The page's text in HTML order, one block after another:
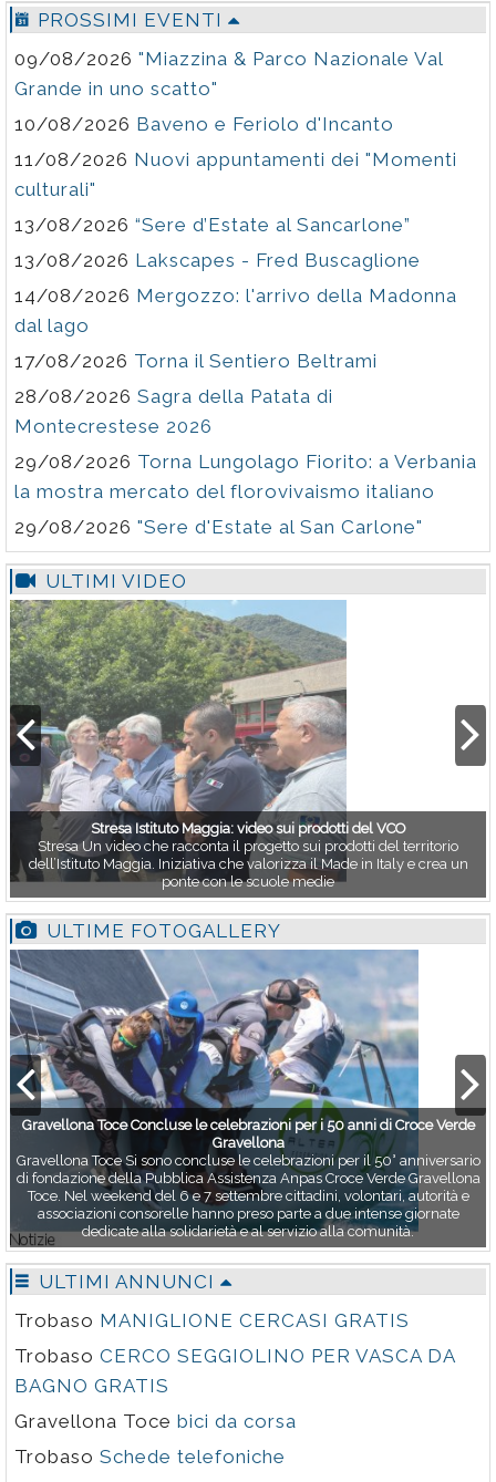
PROSSIMI EVENTI
09/08/2026 "Miazzina & Parco Nazionale Val
Grande in uno scatto"
10/08/2026 Baveno e Feriolo d'Incanto
11/08/2026 Nuovi appuntamenti dei "Momenti
culturali"
13/08/2026 “Sere d’Estate al Sancarlone”
13/08/2026 Lakscapes - Fred Buscaglione
14/08/2026 Mergozzo: l'arrivo della Madonna
dal lago
17/08/2026 Torna il Sentiero Beltrami
28/08/2026 Sagra della Patata di
Montecrestese 2026
29/08/2026 Torna Lungolago Fiorito: a Verbania
la mostra mercato del florovivaismo italiano
29/08/2026 "Sere d'Estate al San Carlone"
ULTIMI VIDEO
Stresa Istituto Maggia: video sui prodotti del VCO
Stresa Un video che racconta il progetto sui prodotti del territorio
dell’Istituto Maggia. Iniziativa che valorizza il Made in Italy e crea un
ponte con le scuole medie
ULTIME FOTOGALLERY
Gravellona Toce Concluse le celebrazioni per i 50 anni di Croce Verde
Gravellona
Gravellona Toce Si sono concluse le celebrazioni per il 50° anniversario
di fondazione della Pubblica Assistenza Anpas Croce Verde Gravellona
Toce. Nel weekend del 6 e 7 settembre cittadini, volontari, autorità e
associazioni consorelle hanno preso parte a due intense giornate
dedicate alla solidarietà e al servizio alla comunità.
ULTIMI ANNUNCI
Trobaso MANIGLIONE CERCASI GRATIS
Trobaso CERCO SEGGIOLINO PER VASCA DA
BAGNO GRATIS
Gravellona Toce bici da corsa
Trobaso Schede telefoniche